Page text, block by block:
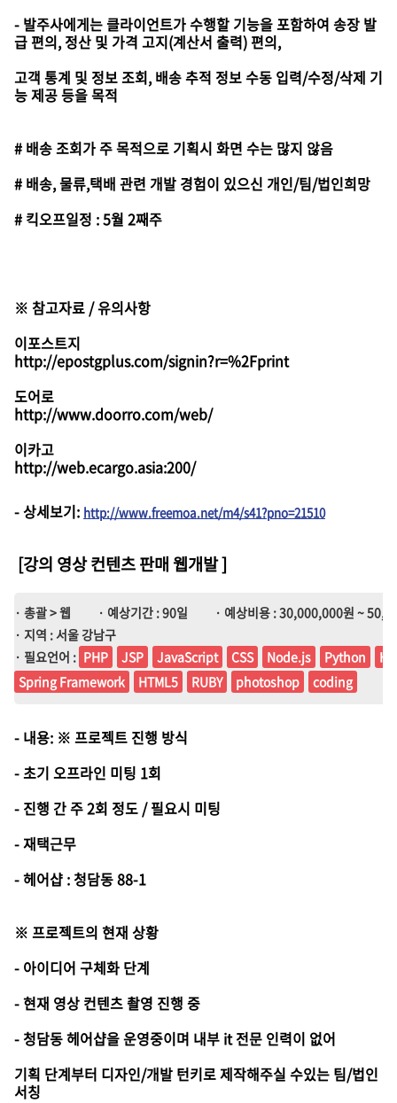
- 발주사에게는 클라이언트가 수행할 기능을 포함하여 송장 발
급 편의, 정산 및 가격 고지(계산서 출력) 편의,
고객 통계 및 정보 조회, 배송 추적 정보 수동 입력/수정/삭제 기
능 제공 등을 목적
# 배송 조회가 주 목적으로 기획시 화면 수는 많지 않음
# 배송, 물류,택배 관련 개발 경험이 있으신 개인/팀/법인희망
# 킥오프일정 : 5월 2째주
※ 참고자료 / 유의사항
이포스트지
http://epostgplus.com/signin?r=%2Fprint
도어로
http://www.doorro.com/web/
이카고
http://web.ecargo.asia:200/
-상세보기: http://www.freemoa.net/m4/s41?pno=21510
[강의 영상 컨텐츠 판매 웹개발]
· 총괄 > 웹 · 예상기간 : 90일
· 예상비용 : 30,000,000원 ~
· 지역 : 서울 강남구
· 필요언어 : PHP JSP JavaScript CSS Node.js Python
Spring Framework
HTML5 RUBY photoshop coding
- 내용: ※ 프로젝트 진행 방식
- 초기 오프라인 미팅 1회
- 진행 간 주 2회 정도 / 필요시 미팅
- 재택근무
- 헤어샵 : 청담동 88-1
※ 프로젝트의 현재 상황
- 아이디어 구체화 단계
- 현재 영상 컨텐츠 촬영 진행 중
- 청담동 헤어샵을 운영중이며 내부 it 전문 인력이 없어
기획 단계부터 디자인/개발 턴키로 제작해주실 수있는 팀/법인
서칭